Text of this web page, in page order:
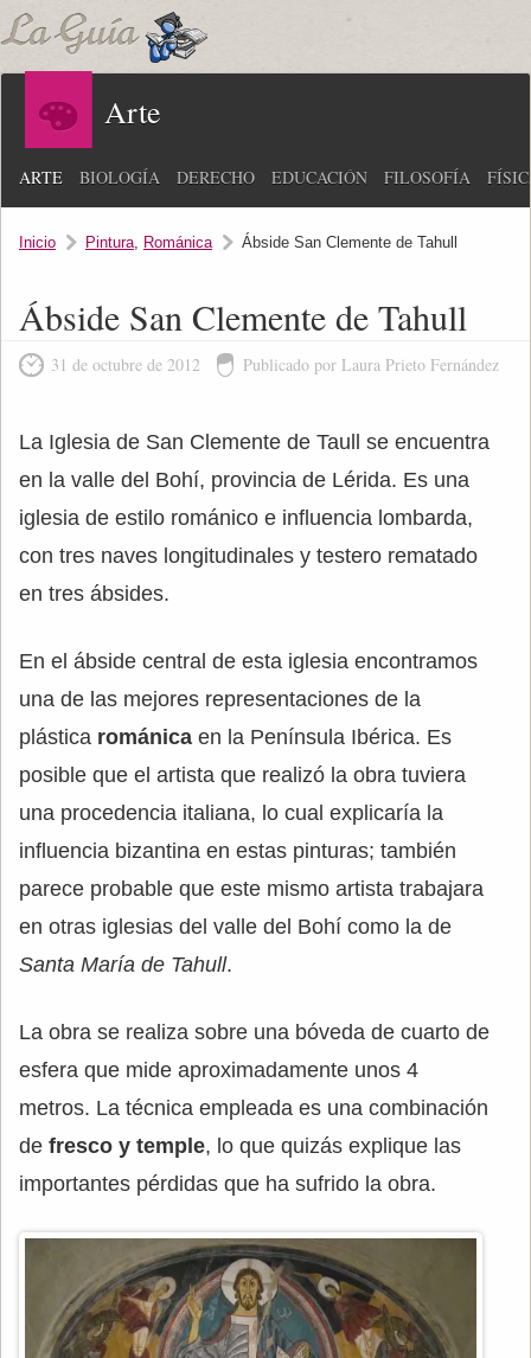
Arte
ARTE BIOLOGÍA DERECHO EDUCACIÓN FILOSOFÍA
Inicio Pintura, Románica Ábside San Clemente de Tahull
Ábside San Clemente de Tahull
31 de octubre de 2012 Publicado por Laura Prieto Fernández
La Iglesia de San Clemente de Taull se encuentra
en la valle del Bohí, provincia de Lérida. Es una
iglesia de estilo románico e influencia lombarda,
con tres naves longitudinales y testero rematado
en tres ábsides.
En el ábside central de esta iglesia encontramos
una de las mejores representaciones de la
plástica románica en la Península Ibérica. Es
posible que el artista que realizó la obra tuviera
una procedencia italiana, lo cual explicaría la
influencia bizantina en estas pinturas; también
parece probable que este mismo artista trabajara
en otras iglesias del valle del Bohí como la de
Santa María de Tahull.
La obra se realiza sobre una bóveda de cuarto de
esfera que mide aproximadamente unos 4
metros. La técnica empleada es una combinación
de fresco y temple, lo que quizás explique las
importantes pérdidas que ha sufrido la obra.